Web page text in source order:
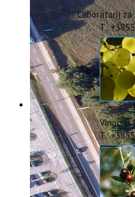
Strategija
CIP
Pravo na pristup
Zaštita osobnih podataka
Godišnji izvještaj
Javna nabava
Natječaji za radna mjesta
Zakonodavni okvir
Akti Instituta
Linkovi
Kontakt
webmail
Popularizacija znanosti
ERASMUS+
Laboratorij
T:
Vinarski
T: